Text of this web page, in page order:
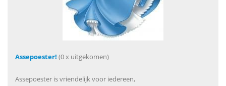
Assepoester! (0 x uitgekomen)
Assepoester is vriendelijk voor iedereen,